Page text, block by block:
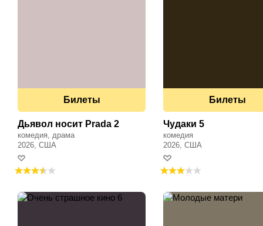
Дьявол носит Prada 2
комедия, драма
2026, США
Билеты
Чудаки 5
комедия
2026, США
Билеты